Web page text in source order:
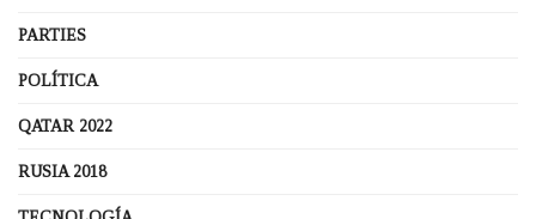
PARTIES
POLÍTICA
QATAR 2022
RUSIA 2018